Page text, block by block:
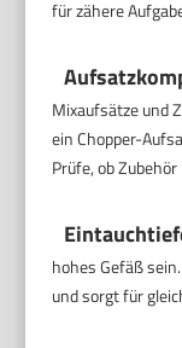
für zähere
Mixaufsätze und
ein Chopper-
Prüfe, ob
hohes Gefäß
und sorgt für